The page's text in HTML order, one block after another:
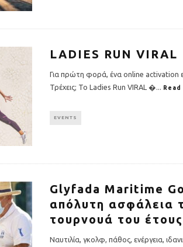
LADIES RUN VIRAL
Για πρώτη φορά, ένα online activation
Τρέχεις; Το Ladies Run VIRAL �... Read
EVENTS
Glyfada Maritime
απόλυτη ασφάλεια
τουρνουά του έτους
Ναυτιλία, γκολφ, πάθος, ενέργεια,
Αύξηση ζήτησης σε όργανα
γυμναστικής για το σπίτι (+τι